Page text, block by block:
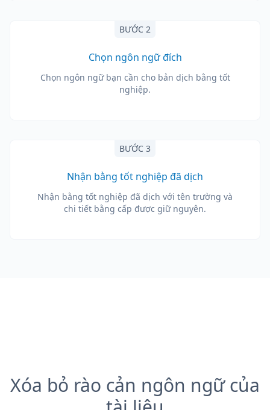
BƯỚC 2
Chọn ngôn ngữ đích
Chọn ngôn ngữ bạn cần cho bản dịch bằng tốt
nghiệp.
BƯỚC 3
Nhận bằng tốt nghiệp đã dịch
Nhận bằng tốt nghiệp đã dịch với tên trường và
chi tiết bằng cấp được giữ nguyên.
Xóa bỏ rào cản ngôn ngữ của